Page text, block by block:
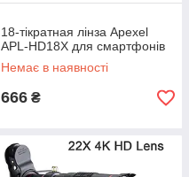
18-тікратная лінза Apexel
APL-HD18X для смартфонів
Немає в наявності
666 ₴